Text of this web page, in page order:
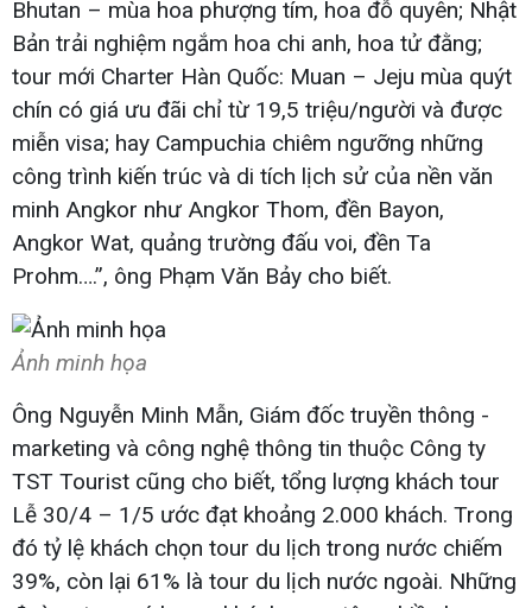
Bhutan – mùa hoa phượng tím, hoa đỗ quyên; Nhật
Bản trải nghiệm ngắm hoa chi anh, hoa tử đằng;
tour mới Charter Hàn Quốc: Muan – Jeju mùa quýt
chín có giá ưu đãi chỉ từ 19,5 triệu/người và được
miễn visa; hay Campuchia chiêm ngưỡng những
công trình kiến trúc và di tích lịch sử của nền văn
minh Angkor như Angkor Thom, đền Bayon,
Angkor Wat, quảng trường đấu voi, đền Ta
Prohm….”, ông Phạm Văn Bảy cho biết.
Ảnh minh họa
Ông Nguyễn Minh Mẫn, Giám đốc truyền thông -
marketing và công nghệ thông tin thuộc Công ty
TST Tourist cũng cho biết, tổng lượng khách tour
Lễ 30/4 – 1/5 ước đạt khoảng 2.000 khách. Trong
đó tỷ lệ khách chọn tour du lịch trong nước chiếm
39%, còn lại 61% là tour du lịch nước ngoài. Những